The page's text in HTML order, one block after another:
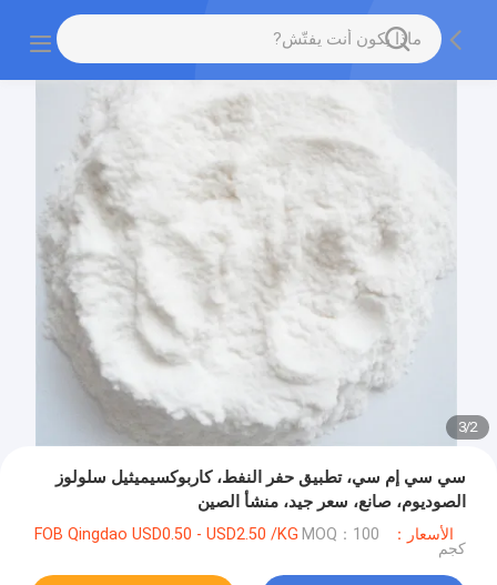
2
/
3
سي سي إم سي، تطبيق حفر النفط، كاربوكسيميثيل سلولوز
الصوديوم، صانع، سعر جيد، منشأ الصين
الأسعار：FOB Qingdao USD0.50 - USD2.50 /KG MOQ：100
كجم